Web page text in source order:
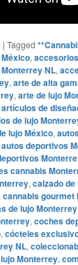
| Tagged
,
NL,
, arte de alta
, arte de lujo
artículos de
de lujo
lujo México,
autos deportivos
cannabis
, calzado
cannabis gourmet
de lujo Monterrey
, coches
, cócteles
NL,
Monterrey,